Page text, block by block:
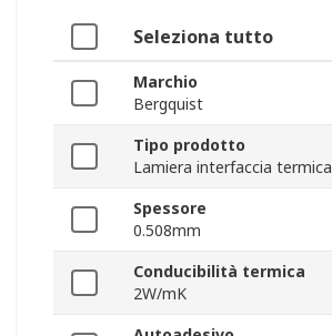
Seleziona tutto
Marchio
Bergquist
Tipo prodotto
Lamiera interfaccia termica
Spessore
0.508mm
Conducibilità termica
2W/mK